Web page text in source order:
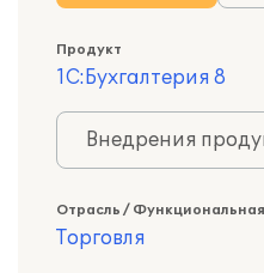
Продукт
1С:Бухгалтерия 8
Внедрения
Отрасль /
Торговля